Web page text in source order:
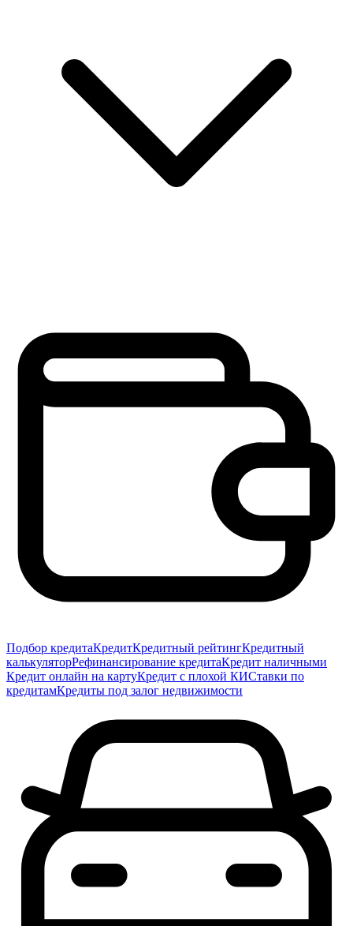
Подбор кредитаКредитКредитный рейтингКредитный
калькуляторРефинансирование кредитаКредит наличными
Кредит онлайн на картуКредит с плохой КИСтавки по
кредитамКредиты под залог недвижимости